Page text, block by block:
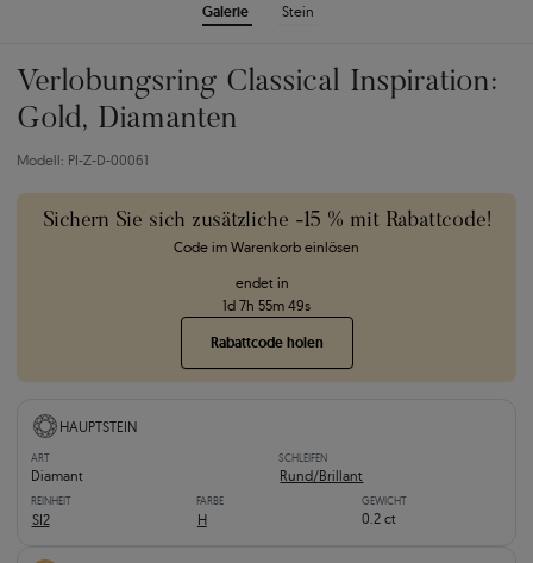
Galerie Stein
Verlobungsring Classical Inspiration:
Gold, Diamanten
Modell: PI-Z-D-00061
Sichern Sie sich zusätzliche -15 % mit Rabattcode!
Code im Warenkorb einlösen
endet in
1d 7h 55m 48s
Rabattcode holen
HAUPTSTEIN
ART
Diamant
SCHLEIFEN
Rund/Brillant
REINHEIT
SI2
FARBE
H
GEWICHT
0.2 ct